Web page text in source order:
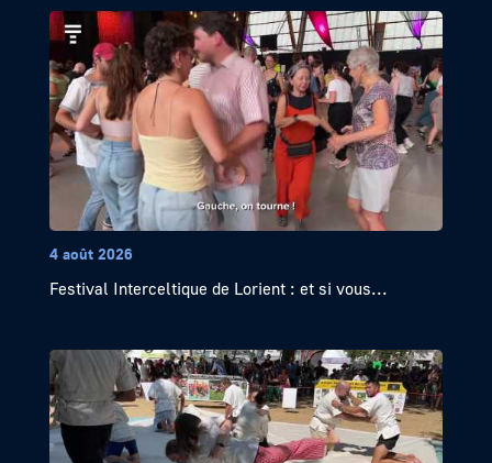
4 août 2026
Festival Interceltique de Lorient : et si vous...